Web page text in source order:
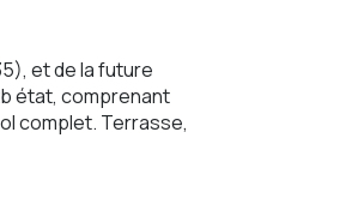
et de la future
état, comprenant
complet. Terrasse,